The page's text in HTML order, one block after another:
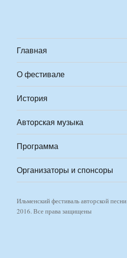
Главная
О фестивале
История
Авторская музыка
Программа
Организаторы и спонсоры
Ильменский фестиваль авторской песни
2016. Все права защищены